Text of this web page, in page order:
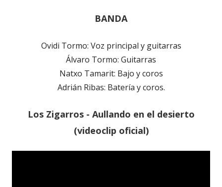
BANDA
Ovidi Tormo: Voz principal y guitarras
Álvaro Tormo: Guitarras
Natxo Tamarit: Bajo y coros
Adrián Ribas: Batería y coros.
Los Zigarros - Aullando en el desierto
(videoclip oficial)